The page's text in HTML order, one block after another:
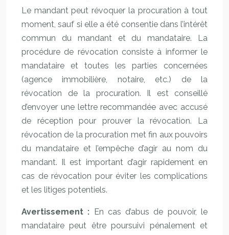
Le mandant peut révoquer la procuration à tout
moment, sauf si elle a été consentie dans l’intérêt
commun du mandant et du mandataire. La
procédure de révocation consiste à informer le
mandataire et toutes les parties concernées
(agence immobilière, notaire, etc.) de la
révocation de la procuration. Il est conseillé
d’envoyer une lettre recommandée avec accusé
de réception pour prouver la révocation. La
révocation de la procuration met fin aux pouvoirs
du mandataire et l’empêche d’agir au nom du
mandant. Il est important d’agir rapidement en
cas de révocation pour éviter les complications
et les litiges potentiels.
Avertissement : En cas d’abus de pouvoir, le
mandataire peut être poursuivi pénalement et